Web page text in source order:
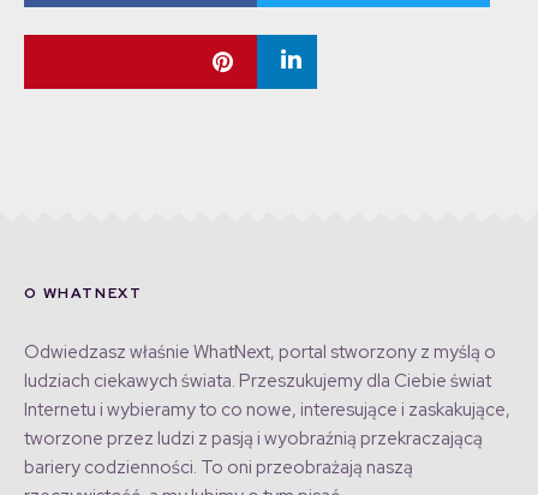
O WHATNEXT
Odwiedzasz właśnie WhatNext, portal stworzony z myślą o
ludziach ciekawych świata. Przeszukujemy dla Ciebie świat
Internetu i wybieramy to co nowe, interesujące i zaskakujące,
tworzone przez ludzi z pasją i wyobraźnią przekraczającą
bariery codzienności. To oni przeobrażają naszą